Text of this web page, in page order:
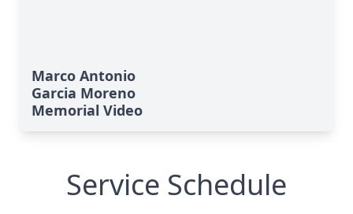
Marco Antonio
Garcia Moreno
Memorial Video
Service Schedule